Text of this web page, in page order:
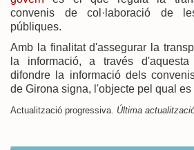
convenis de col·laboració de
públiques.
Amb la finalitat d'assegurar la
la informació, a través d'aquesta
difondre la informació dels
de Girona signa, l'objecte pel qual es
Actualització progressiva. Última